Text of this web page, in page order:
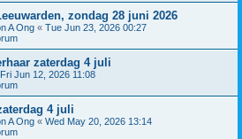
zondag 28 juni 2026
A Ong « Tue Jun 23, 2026 00:27
zaterdag 4 juli
Fri Jun 12, 2026 11:08
4 juli
A Ong « Wed May 20, 2026 13:14